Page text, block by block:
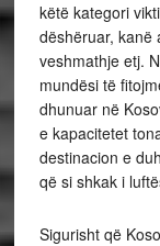
këtë kategori
dëshëruar, kanë
veshmathje etj.
mundësi të
dhunuar në
e kapacitetet
destinacion e
që si shkak i
Sigurisht që